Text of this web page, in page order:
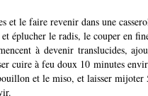
et le faire revenir dans une
éplucher le radis, le couper en
à devenir translucides,
cuire à feu doux 10 minutes
et le miso, et laisser mijoter